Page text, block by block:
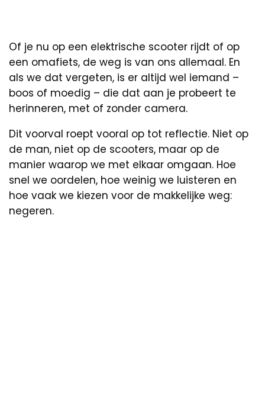
Of je nu op een elektrische scooter rijdt of op
een omafiets, de weg is van ons allemaal. En
als we dat vergeten, is er altijd wel iemand –
boos of moedig – die dat aan je probeert te
herinneren, met of zonder camera.
Dit voorval roept vooral op tot reflectie. Niet op
de man, niet op de scooters, maar op de
manier waarop we met elkaar omgaan. Hoe
snel we oordelen, hoe weinig we luisteren en
hoe vaak we kiezen voor de makkelijke weg:
negeren.